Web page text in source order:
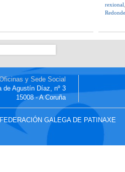
rexional
y Sede Social
de Agustín Díaz, nº 3
15008 - A Coruña
GALEGA DE PATINAXE